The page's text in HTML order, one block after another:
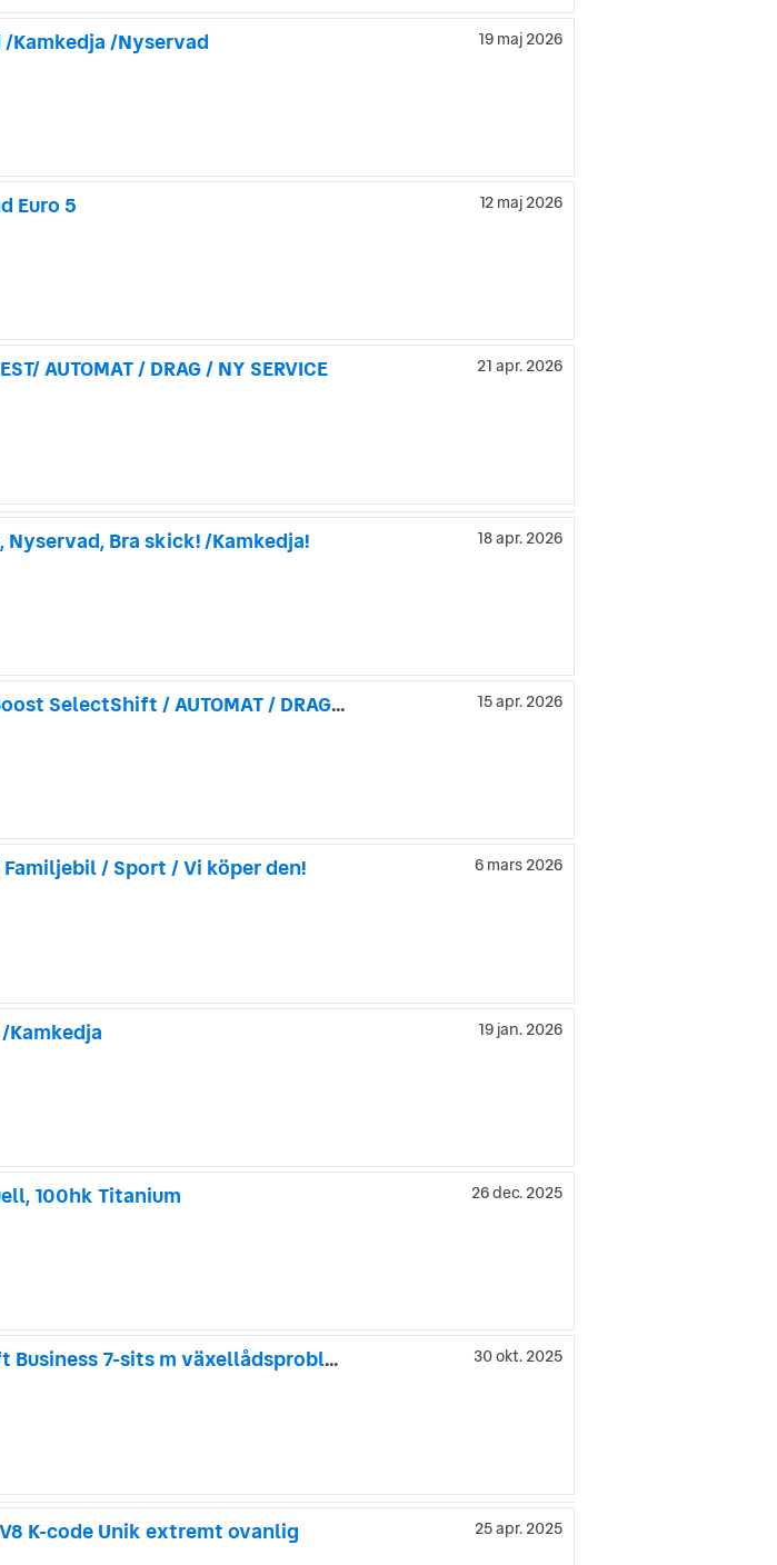
/Kamkedja /Nyservad
19 maj 2026
Euro 5
12 maj 2026
AUTOMAT / DRAG / NY SERVICE
21 apr. 2026
Nyservad, Bra skick! /Kamkedja! 18 apr. 2026
Ford Tourneo Connect 1.6 EcoBoost SelectShift / AUTOMAT / DRAG / NAV
15 apr. 2026
/ Sport / Vi köper den!
6 mars 2026
Kamkedja
19 jan. 2026
100hk Titanium
26 dec. 2025
Ford S-Max 2.0 TDCi Powershift Business 7-sits m växellådsproblem
30 okt. 2025
K-code Unik extremt ovanlig 25 apr. 2025